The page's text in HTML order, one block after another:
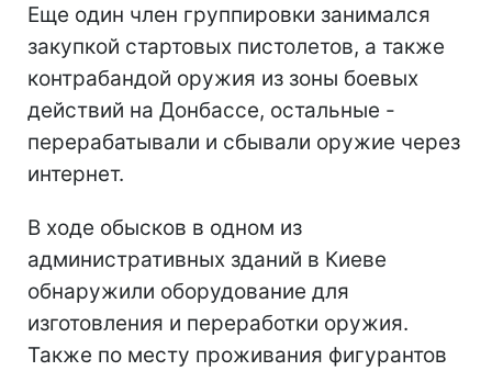
Еще один член группировки занимался
закупкой стартовых пистолетов, а также
контрабандой оружия из зоны боевых
действий на Донбассе, остальные -
перерабатывали и сбывали оружие через
интернет.
В ходе обысков в одном из
административных зданий в Киеве
обнаружили оборудование для
изготовления и переработки оружия.
Также по месту проживания фигурантов